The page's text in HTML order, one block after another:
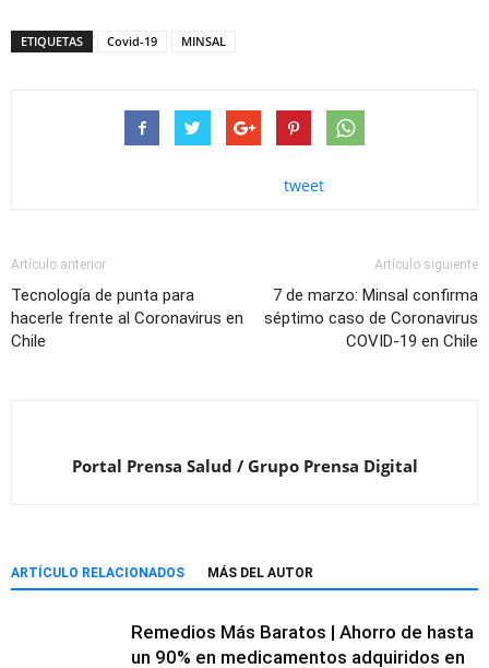
ETIQUETAS Covid-19 MINSAL
tweet
Artículo anterior
Tecnología de punta para
hacerle frente al Coronavirus en
Chile
Artículo siguiente
7 de marzo: Minsal confirma
séptimo caso de Coronavirus
COVID-19 en Chile
Portal Prensa Salud / Grupo Prensa Digital
ARTÍCULO RELACIONADOS MÁS DEL AUTOR
Remedios Más Baratos | Ahorro de hasta
un 90% en medicamentos adquiridos en